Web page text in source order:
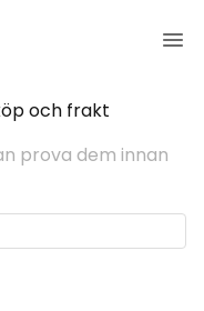
och frakt
prova dem innan